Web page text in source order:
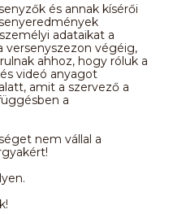
és annak kísérői
adataikat a
versenyszezon végéig,
ahhoz, hogy róluk a
videó anyagot
amit a szervező a
a
nem vállal a